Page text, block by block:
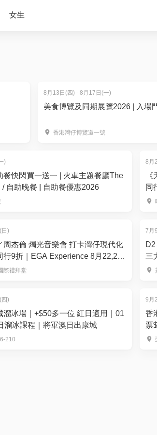
女生
8月13日(四) - 8月17日(一)
美食博覽及同期展覽2026 | 入場
香港灣仔博覽道一號
)
餐快閃買一送一 | 火車主題餐廳The
/ 自助晚餐 | 自助餐優惠2026
8月
同
)
周杰倫 燭光音樂會 打卡灣仔現代化
行9折｜EGA Experience 8月22,29
教會國際禮拜堂
際禮拜堂
7月
三
優
)
溜冰場｜+$50多一位 紅日適用｜01
溜冰課程｜將軍澳日出康城
210
9月
香
票
卡